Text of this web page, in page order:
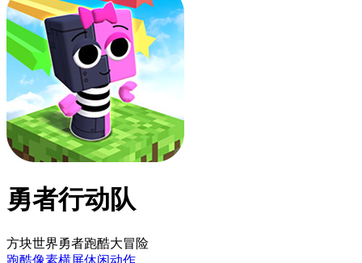
勇者行动队
方块世界勇者跑酷大冒险
跑酷像素横屏休闲动作